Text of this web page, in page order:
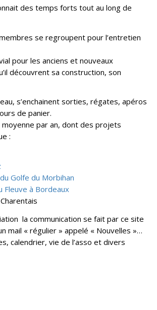
des temps forts tout au long de
se regroupent pour l’entretien
pour les anciens et nouveaux
découvrent sa construction, son
s’enchainent sorties, régates, apéros
de panier.
par an, dont des projets
:
Golfe du Morbihan
Fleuve à Bordeaux
la communication se fait par ce site
mail « régulier » appelé « Nouvelles »…
calendrier, vie de l’asso et divers